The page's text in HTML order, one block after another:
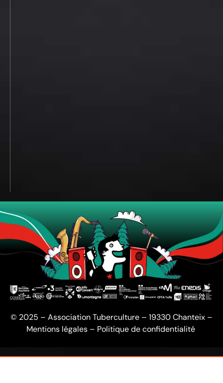
© 2025 – Association Tuberculture – 19330 Chanteix –
Mentions légales– Politique de confidentialité